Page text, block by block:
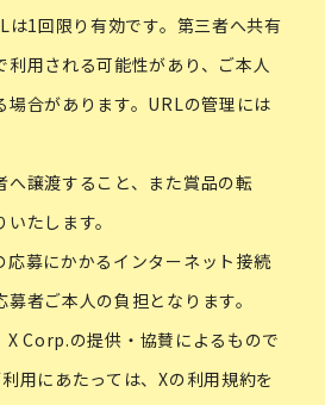
は1回限り有効です。第三者へ共有
利用される可能性があり、ご本人
場合があります。URLの管理には
へ譲渡すること、また賞品の転
たします。
応募にかかるインターネット接続
者ご本人の負担となります。
X Corp.の提供・協賛によるもので
用にあたっては、Xの利用規約を